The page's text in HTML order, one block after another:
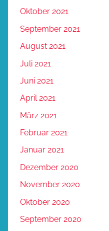
Oktober 2021
September 2021
August 2021
Juli 2021
Juni 2021
April 2021
März 2021
Februar 2021
Januar 2021
Dezember 2020
November 2020
Oktober 2020
September 2020